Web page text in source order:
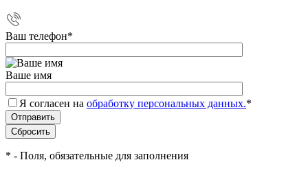
Ваш телефон*
Ваше имя
Я согласен на обработку персональных данных.*
* - Поля, обязательные для заполнения